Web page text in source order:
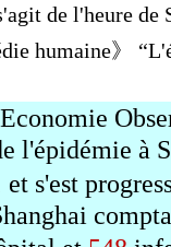
de l'heure de
humaine》
l'épidémie à
et s'est